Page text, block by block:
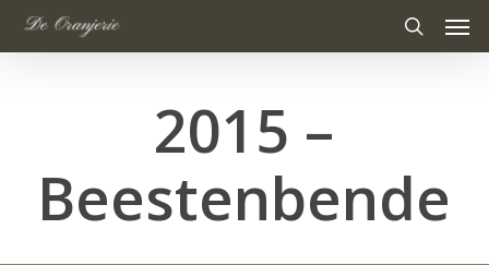
Skip
search
2015 –
Beestenbende